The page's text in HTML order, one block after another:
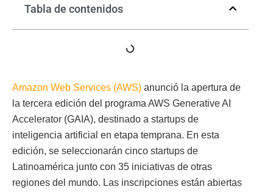
Tabla de contenidos
Amazon Web Services (AWS) anunció la apertura de
la tercera edición del programa AWS Generative AI
Accelerator (GAIA), destinado a startups de
inteligencia artificial en etapa temprana. En esta
edición, se seleccionarán cinco startups de
Latinoamérica junto con 35 iniciativas de otras
regiones del mundo. Las inscripciones están abiertas